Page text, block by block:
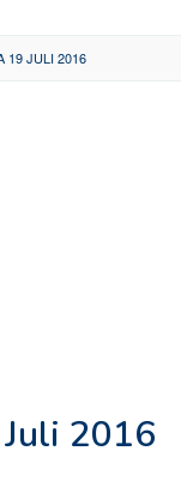
19 JULI 2016
2016